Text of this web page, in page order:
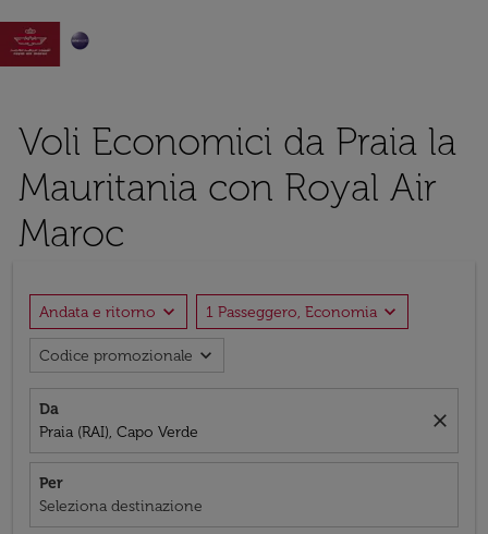

Voli Economici da Praia la
Mauritania con Royal Air
Maroc
Andata e ritorno expand_more 1 Passeggero, Economia expand_more
Codice promozionale expand_more
Da
Praia (RAI), Capo Verde
close
Per
Seleziona destinazione